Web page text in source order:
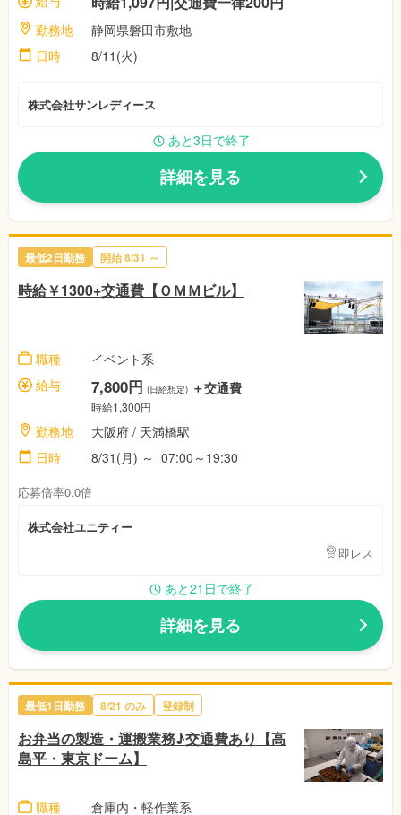
勤務地
静岡県磐田市敷地
日時
8/11(火)
株式会社サンレディース
あと3日で終了
詳細を見る
最低2日勤務 開始8/31 ～
時給￥1300+交通費【ＯＭＭビル】
職種
イベント系
給与
7,800円 (日給想定) ＋交通費
時給1,300円
勤務地 大阪府 / 天満橋駅
日時
8/31(月) ～ 07:00～19:30
応募倍率0.0倍
株式会社ユニティー
即レス
あと21日で終了
詳細を見る
最低1日勤務 8/21 のみ 登録制
お弁当の製造・運搬業務♪交通費あり【高
島平・東京ドーム】
職種
倉庫内・軽作業系